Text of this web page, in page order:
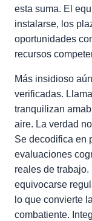
esta suma. El
instalarse, los
oportunidades
recursos
Más insidioso
verificadas.
tranquilizan
aire. La verdad
Se decodifica en
evaluaciones
reales de trabajo.
equivocarse
lo que convierte
combatiente.